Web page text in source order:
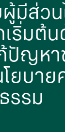
มีส่วน
เริ่มต้
ปัญห
ยบาย
รรม